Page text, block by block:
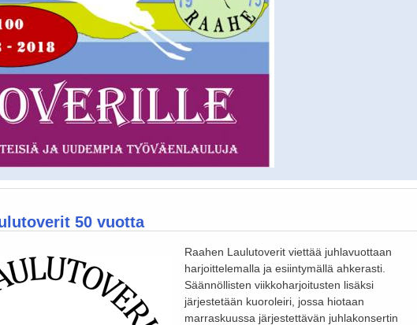
50 vuotta
Raahen Laulutoverit viettää juhlavuottaan
harjoittelemalla ja esiintymällä ahkerasti.
Säännöllisten viikkoharjoitusten lisäksi
järjestetään kuoroleiri, jossa hiotaan
marraskuussa järjestettävän juhlakonsertin